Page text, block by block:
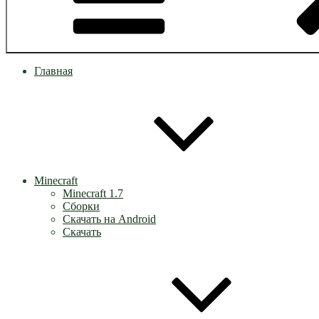
Главная
Minecraft
Minecraft 1.7
Сборки
Скачать на Android
Скачать